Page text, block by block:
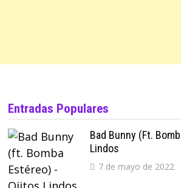
Entradas Populares
Bad Bunny (ft.
Lindos
7 de mayo de 2022